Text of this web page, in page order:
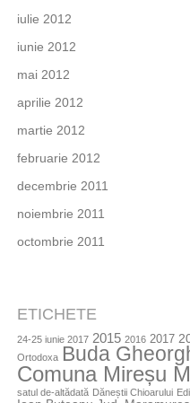
iulie 2012
iunie 2012
mai 2012
aprilie 2012
martie 2012
februarie 2012
decembrie 2011
noiembrie 2011
octombrie 2011
ETICHETE
24-25 iunie 2017 2015 2016 2017
Ortodoxa
Buda
Comuna Mireșu
satul de-altădată Dăneștii Chioarului